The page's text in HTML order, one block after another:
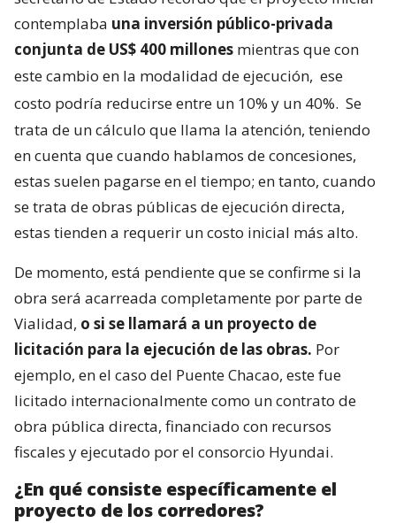
contemplaba una inversión público-privada
conjunta de US$ 400 millones mientras que con
este cambio en la modalidad de ejecución, ese
costo podría reducirse entre un 10% y un 40%. Se
trata de un cálculo que llama la atención, teniendo
en cuenta que cuando hablamos de concesiones,
estas suelen pagarse en el tiempo; en tanto, cuando
se trata de obras públicas de ejecución directa,
estas tienden a requerir un costo inicial más alto.
De momento, está pendiente que se confirme si la
obra será acarreada completamente por parte de
Vialidad, o si se llamará a un proyecto de
licitación para la ejecución de las obras. Por
ejemplo, en el caso del Puente Chacao, este fue
licitado internacionalmente como un contrato de
obra pública directa, financiado con recursos
fiscales y ejecutado por el consorcio Hyundai.
¿En qué consiste específicamente el
proyecto de los corredores?